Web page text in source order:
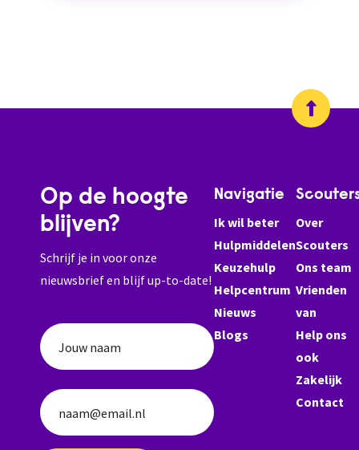
Op de hoogte
blijven?
Schrijf je in voor onze
nieuwsbrief en blijf up-to-date!
Jouw naam
naam@email.nl
Navigatie
Ik wil beter
Hulpmiddelen
Keuzehulp
Helpcentrum
Nieuws
Blogs
Over
Scouters
Ons team
Vrienden
van
Help ons
ook
Zakelijk
Contact